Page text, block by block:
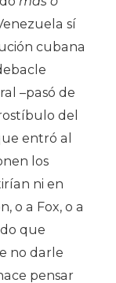
sí
cubana
–pasó de
del
entró al
los
ni en
o a Fox, o a
que
no darle
pensar